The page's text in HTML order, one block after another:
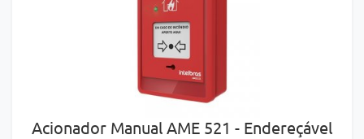
Acionador Manual AME 521 - Endereçável